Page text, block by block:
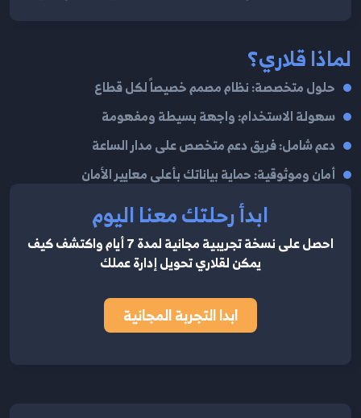
لماذا قلاري؟
حلول متخصصة: نظام مصمم خصيصاً لكل قطاع
سهولة الاستخدام: واجهة بسيطة ومفهومة
دعم شامل: فريق دعم متخصص على مدار الساعة
أمان وموثوقية: حماية بياناتك بأعلى معايير الأمان
ابدأ رحلتك معنا اليوم
احصل على نسخة تجريبية مجانية لمدة 7 أيام واكتشف كيف
يمكن لقلاري تحويل إدارة عملك
ابدا التجربة المجانية